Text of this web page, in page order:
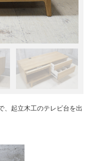
、起立木工のテレビ台を出